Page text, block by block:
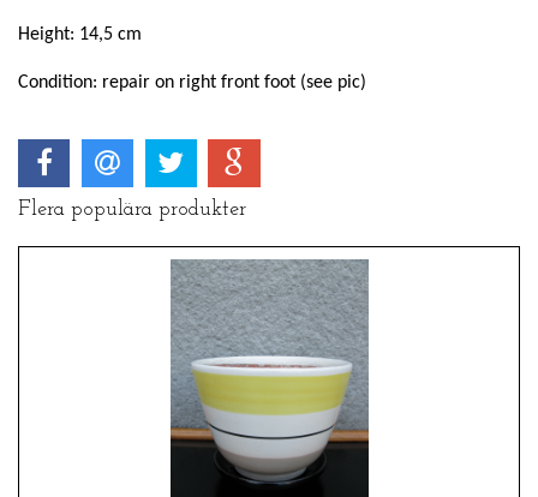
Height: 14,5 cm
Condition: repair on right front foot (see pic)
Flera populära produkter